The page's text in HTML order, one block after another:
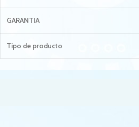
GARANTIA
Tipo de producto